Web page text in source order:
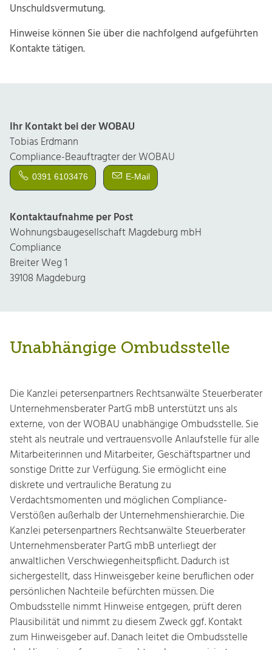
Unschuldsvermutung.
Hinweise können Sie über die nachfolgend aufgeführten
Kontakte tätigen.
Ihr Kontakt bei der WOBAU
Tobias Erdmann
Compliance-Beauftragter der WOBAU
0391 6103476 E-Mail
Kontaktaufnahme per Post
Wohnungsbaugesellschaft Magdeburg mbH
Compliance
Breiter Weg 1
39108 Magdeburg
Unabhängige Ombudsstelle
Die Kanzlei petersenpartners Rechtsanwälte Steuerberater
Unternehmensberater PartG mbB unterstützt uns als
externe, von der WOBAU unabhängige Ombudsstelle. Sie
steht als neutrale und vertrauensvolle Anlaufstelle für alle
Mitarbeiterinnen und Mitarbeiter, Geschäftspartner und
sonstige Dritte zur Verfügung. Sie ermöglicht eine
diskrete und vertrauliche Beratung zu
Verdachtsmomenten und möglichen Compliance-
Verstößen außerhalb der Unternehmenshierarchie. Die
Kanzlei petersenpartners Rechtsanwälte Steuerberater
Unternehmensberater PartG mbB unterliegt der
anwaltlichen Verschwiegenheitspflicht. Dadurch ist
sichergestellt, dass Hinweisgeber keine beruflichen oder
persönlichen Nachteile befürchten müssen. Die
Ombudsstelle nimmt Hinweise entgegen, prüft deren
Plausibilität und nimmt zu diesem Zweck ggf. Kontakt
zum Hinweisgeber auf. Danach leitet die Ombudsstelle